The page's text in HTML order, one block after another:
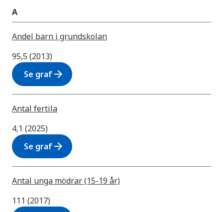
A
Andel barn i grundskolan
95,5 (2013)
Se grafarrow_forward
Antal fertila
4,1 (2025)
Se grafarrow_forward
Antal unga mödrar (15-19 år)
111 (2017)